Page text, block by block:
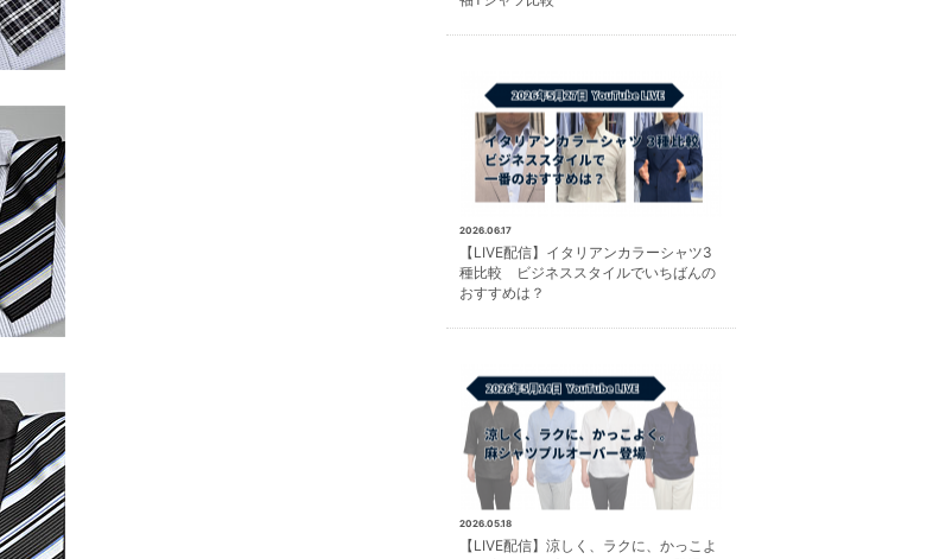
2026.06.17
【LIVE配信】イタリアンカラーシャツ3
種比較 ビジネススタイルでいちばんの
おすすめは？
2026.05.18
【LIVE配信】涼しく、ラクに、かっこよ